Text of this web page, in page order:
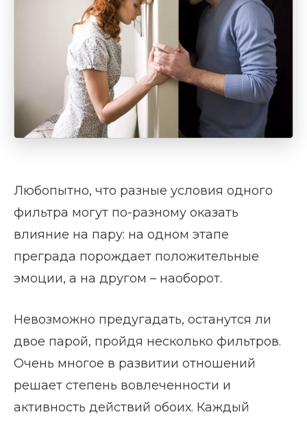
Любопытно, что разные условия одного
фильтра могут по-разному оказать
влияние на пару: на одном этапе
преграда порождает положительные
эмоции, а на другом – наоборот.
Невозможно предугадать, останутся ли
двое парой, пройдя несколько фильтров.
Очень многое в развитии отношений
решает степень вовлеченности и
активность действий обоих. Каждый